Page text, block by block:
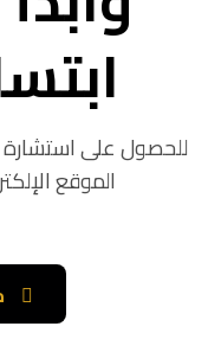
للحصول على استشارة
الموقع